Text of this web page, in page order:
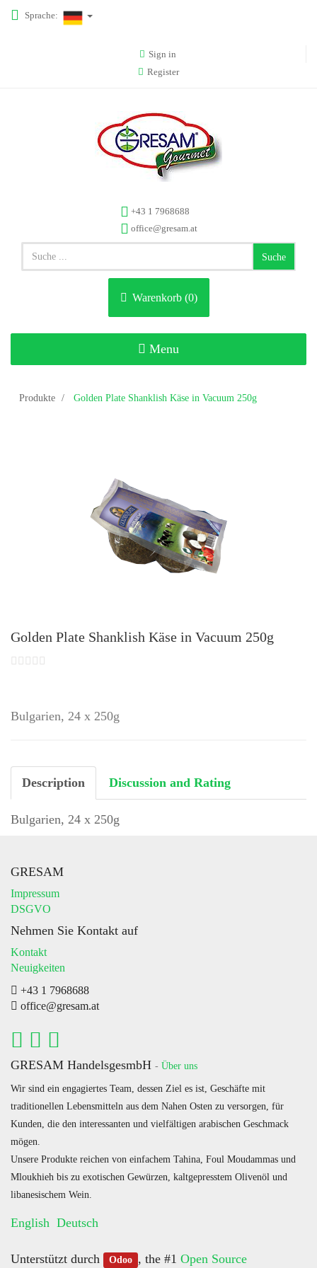
Sprache:
Sign in
Register
+43 1 7968688
office@gresam.at
Suche
Warenkorb (0)
Toggle
navigation
Menu
Produkte Golden Plate Shanklish Käse in Vacuum 250g
Golden Plate Shanklish Käse in Vacuum 250g
Bulgarien, 24 x 250g
Description Discussion and Rating
Bulgarien, 24 x 250g
GRESAM
Impressum
DSGVO
Nehmen Sie Kontakt auf
Kontakt
Neuigkeiten
+43 1 7968688
office@gresam.at
GRESAM HandelsgesmbH - Über uns
Wir sind ein engagiertes Team, dessen Ziel es ist, Geschäfte mit
traditionellen Lebensmitteln aus dem Nahen Osten zu versorgen, für
Kunden, die den interessanten und vielfältigen arabischen Geschmack
mögen.
Unsere Produkte reichen von einfachem Tahina, Foul Moudammas und
Mloukhieh bis zu exotischen Gewürzen, kaltgepresstem Olivenöl und
libanesischem Wein.
English Deutsch
Unterstützt durch Odoo , the #1Open Source